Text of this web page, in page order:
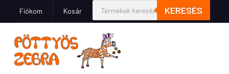
Fiókom Kosár KERESÉS